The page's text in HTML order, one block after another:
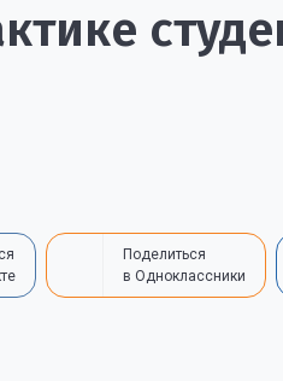
Поделиться
в Одноклассники